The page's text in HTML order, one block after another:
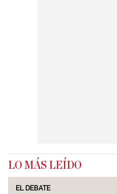
LO MÁS LEÍDO
EL DEBATE